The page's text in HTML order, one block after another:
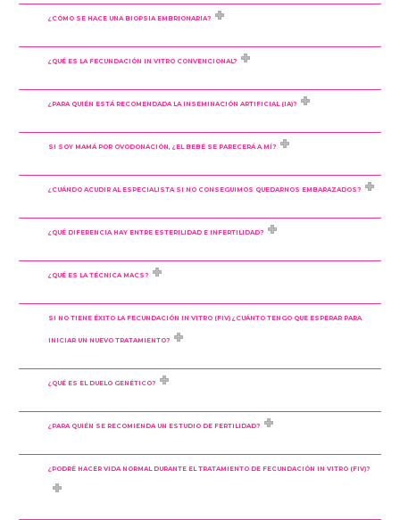
¿CÓMO SE HACE UNA BIOPSIA EMBRIONARIA?
¿QUÉ ES LA FECUNDACIÓN IN VITRO CONVENCIONAL?
¿PARA QUIÉN ESTÁ RECOMENDADA LA INSEMINACIÓN ARTIFICIAL (IA)?
SI SOY MAMÁ POR OVODONACIÓN, ¿EL BEBÉ SE PARECERÁ A MÍ?
¿CUÁNDO ACUDIR AL ESPECIALISTA SI NO CONSEGUIMOS QUEDARNOS EMBARAZADOS?
¿QUÉ DIFERENCIA HAY ENTRE ESTERILIDAD E INFERTILIDAD?
¿QUÉ ES LA TÉCNICA MACS?
SI NO TIENE ÉXITO LA FECUNDACIÓN IN VITRO (FIV) ¿CUÁNTO TENGO QUE ESPERAR PARA
INICIAR UN NUEVO TRATAMIENTO?
¿QUÉ ES EL DUELO GENÉTICO?
¿PARA QUIÉN SE RECOMIENDA UN ESTUDIO DE FERTILIDAD?
¿PODRÉ HACER VIDA NORMAL DURANTE EL TRATAMIENTO DE FECUNDACIÓN IN VITRO (FIV)?⁣